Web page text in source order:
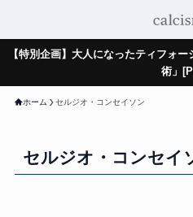
【特別企画】大人になったティフォ
術」
ホーム セルジオ・コンセイソン
セルジオ・コンセイ